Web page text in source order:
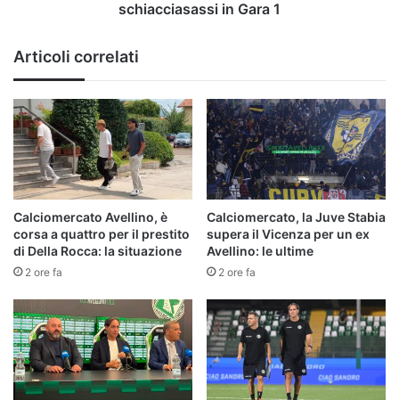
schiacciasassi in Gara 1
Articoli correlati
Calciomercato Avellino, è
corsa a quattro per il prestito
di Della Rocca: la situazione
2 ore fa
Calciomercato, la Juve Stabia
supera il Vicenza per un ex
Avellino: le ultime
2 ore fa